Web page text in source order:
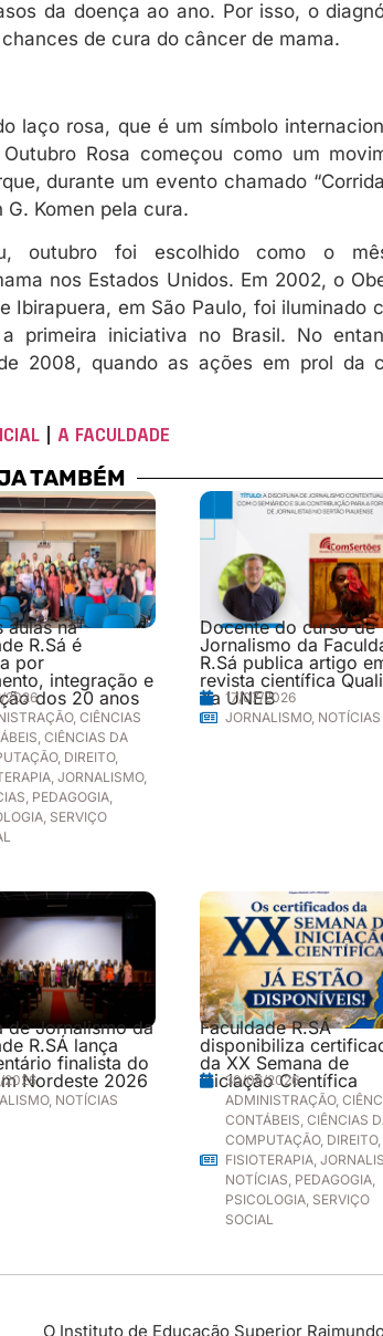
da doença ao ano. Por isso, o
de cura do câncer de mama.
laço rosa, que é um símbolo
Rosa começou como um
durante um evento chamado
G. Komen pela cura.
outubro foi escolhido como o
nos Estados Unidos. Em 2002, o
Ibirapuera, em São Paulo, foi iluminado
primeira iniciativa no Brasil. No
2008, quando as ações em prol da
| A FACULDADE
TAMBÉM
aulas na
R.Sá é
por
integração e
dos 20 anos
2026
, CIÊNCIAS
, CIÊNCIAS DA
, DIREITO,
, JORNALISMO,
, PEDAGOGIA,
, SERVIÇO
Docente do curso de
Jornalismo da
R.Sá publica artigo
revista científica
da UNEB
17/07/2026
JORNALISMO, NOTÍCIAS
de Jornalismo da
R.SÁ lança
finalista do
Nordeste 2026
2026
, NOTÍCIAS
Faculdade R.SÁ
disponibiliza
da XX Semana de
Iniciação Científica
30/06/2026
ADMINISTRAÇÃO,
CONTÁBEIS CIÊNCIAS
COMPUTAÇÃO, DIREITO,
FISIOTERAPIA,
NOTÍCIAS PEDAGOGIA,
PSICOLOGIA, SERVIÇO
SOCIAL
O Instituto de Educação Superior